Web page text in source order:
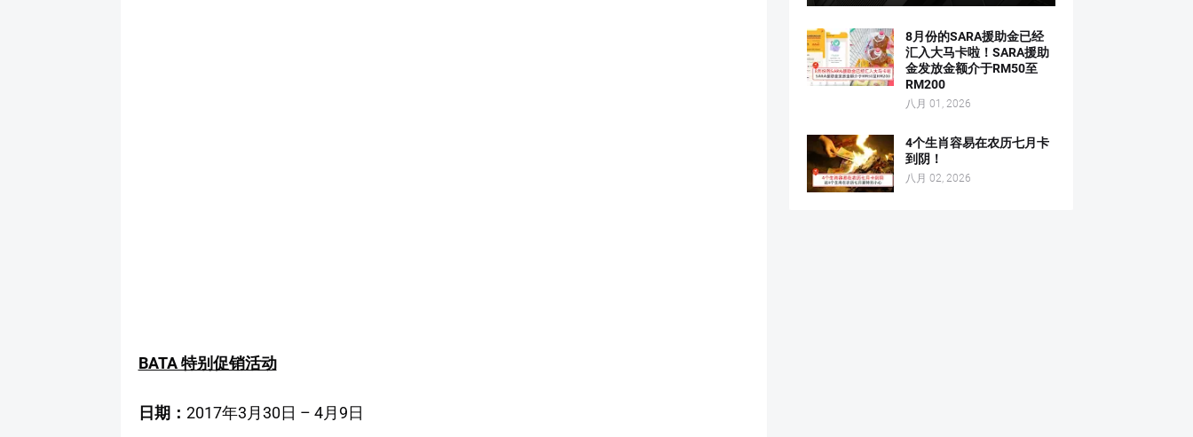
BATA 特别促销活动
日期： 2017年3月30日 – 4月9日
8月份的SARA援助金已经
汇入大马卡啦！SARA援助
金发放金额介于RM50至
RM200
八月 01, 2026
4个生肖容易在农历七月卡
到阴！
八月 02, 2026